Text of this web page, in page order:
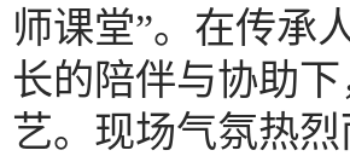
师课堂”。在传承
长的陪伴与协助
艺。现场气氛热